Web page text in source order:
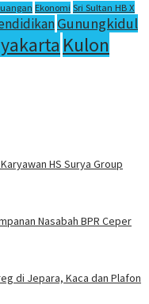
Ekonomi Sri Sultan HB X
Gunungkidul
Kulon
HS Surya Group
Nasabah BPR Ceper
di Jepara, Kaca dan Plafon